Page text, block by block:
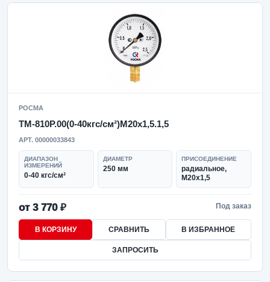
РОСМА
ТМ-810Р.00(0-40кгс/см²)M20x1,5.1,5
АРТ. 00000033843
ДИАПАЗОН
ИЗМЕРЕНИЙ
0-40 кгс/см²
ДИАМЕТР
250 мм
ПРИСОЕДИНЕНИЕ
радиальное,
M20x1,5
от 3 770 ₽ Под заказ
В КОРЗИНУ СРАВНИТЬ В ИЗБРАННОЕ
ЗАПРОСИТЬ